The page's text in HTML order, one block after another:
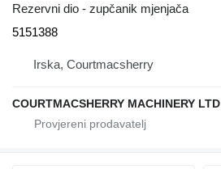
Rezervni dio - zupčanik mjenjača
5151388
Irska, Courtmacsherry
COURTMACSHERRY MACHINERY LTD